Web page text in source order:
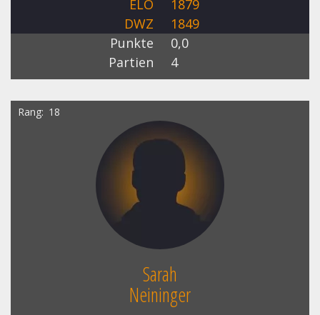
ELO
1879
DWZ
1849
Punkte
0,0
Partien
4
Rang 18
Sarah
Neininger